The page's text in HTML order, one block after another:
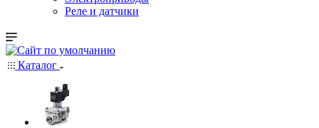
Реле и датчики
Каталог